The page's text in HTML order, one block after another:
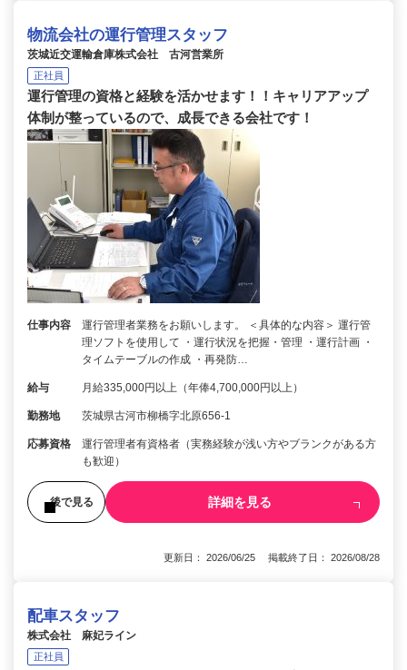
物流会社の運行管理スタッフ
茨城近交運輸倉庫株式会社 古河営業所
正社員
運行管理の資格と経験を活かせます！！キャリアアップ
体制が整っているので、成長できる会社です！
仕事内容
運行管理者業務をお願いします。 ＜具体的な内容＞ 運行管
理ソフトを使用して ・運行状況を把握・管理 ・運行計画 ・
タイムテーブルの作成 ・再発防…
給与 月給335,000円以上（年俸4,700,000円以上）
勤務地 茨城県古河市柳橋字北原656-1
応募資格
運行管理者有資格者（実務経験が浅い方やブランクがある方
も歓迎）
後で見る 詳細を見る
更新日： 2026/06/25 掲載終了日： 2026/08/28
配車スタッフ
株式会社 麻妃ライン
正社員